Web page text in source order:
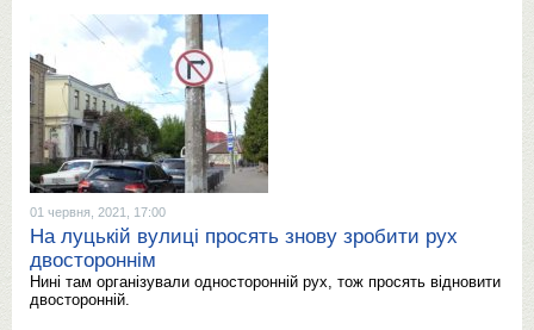
01 червня, 2021, 17:00
На луцькій вулиці просять знову зробити рух
двостороннім
Нині там організували односторонній рух, тож просять відновити
двосторонній.